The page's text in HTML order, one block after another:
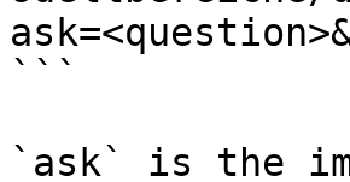
```
`ask` is the